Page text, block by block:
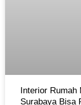
Interior Rumah
Surabaya Bisa